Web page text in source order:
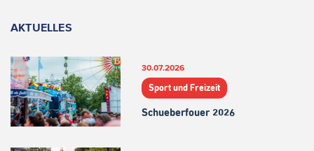
AKTUELLES
30.07.2026
Sport und Freizeit
Schueberfouer 2026